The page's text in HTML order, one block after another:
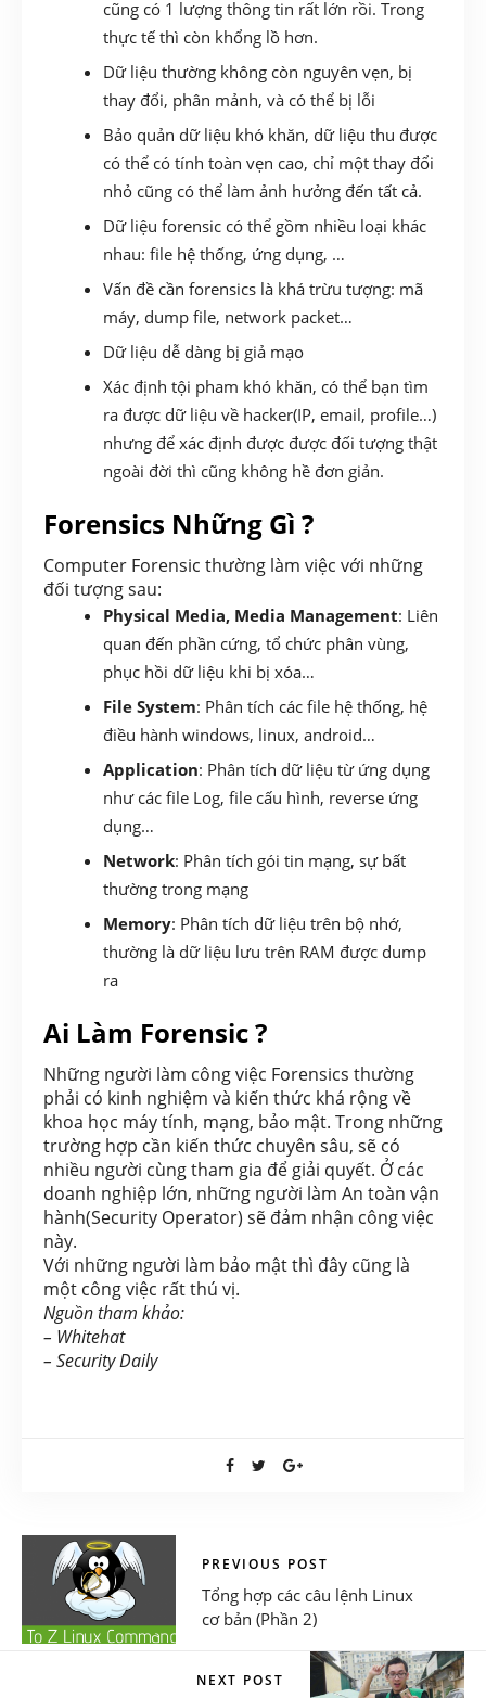
cũng có 1 lượng thông tin rất lớn rồi. Trong
thực tế thì còn khổng lồ hơn.
Dữ liệu thường không còn nguyên vẹn, bị
thay đổi, phân mảnh, và có thể bị lỗi
Bảo quản dữ liệu khó khăn, dữ liệu thu được
có thể có tính toàn vẹn cao, chỉ một thay đổi
nhỏ cũng có thể làm ảnh hưởng đến tất cả.
Dữ liệu forensic có thể gồm nhiều loại khác
nhau: file hệ thống, ứng dụng, …
Vấn đề cần forensics là khá trừu tượng: mã
máy, dump file, network packet…
Dữ liệu dễ dàng bị giả mạo
Xác định tội pham khó khăn, có thể bạn tìm
ra được dữ liệu về hacker(IP, email, profile…)
nhưng để xác định được được đối tượng thật
ngoài đời thì cũng không hề đơn giản.
Forensics Những Gì ?
Computer Forensic thường làm việc với những
đối tượng sau:
Physical Media, Media Management: Liên
quan đến phần cứng, tổ chức phân vùng,
phục hồi dữ liệu khi bị xóa…
File System: Phân tích các file hệ thống, hệ
điều hành windows, linux, android…
Application: Phân tích dữ liệu từ ứng dụng
như các file Log, file cấu hình, reverse ứng
dụng…
Network: Phân tích gói tin mạng, sự bất
thường trong mạng
Memory: Phân tích dữ liệu trên bộ nhớ,
thường là dữ liệu lưu trên RAM được dump
ra
Ai Làm Forensic ?
Những người làm công việc Forensics thường
phải có kinh nghiệm và kiến thức khá rộng về
khoa học máy tính, mạng, bảo mật. Trong những
trường hợp cần kiến thức chuyên sâu, sẽ có
nhiều người cùng tham gia để giải quyết. Ở các
doanh nghiệp lớn, những người làm An toàn vận
hành(Security Operator) sẽ đảm nhận công việc
này.
Với những người làm bảo mật thì đây cũng là
một công việc rất thú vị.
Nguồn tham khảo:
– Whitehat
– Security Daily
PREVIOUS POST
Tổng hợp các câu lệnh Linux
cơ bản (Phần 2)
NEXT POST